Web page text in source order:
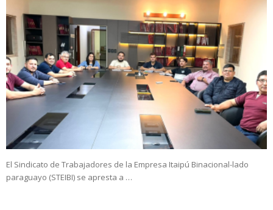
El Sindicato de Trabajadores de la Empresa Itaipú Binacional-lado
paraguayo (STEIBI) se apresta a …